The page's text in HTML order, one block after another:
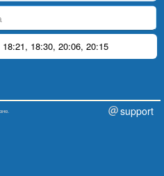
18:21, 18:30, 20:06, 20:15
support